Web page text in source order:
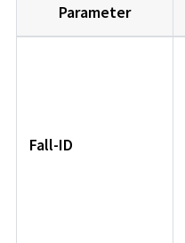
Parameter
Fall-ID